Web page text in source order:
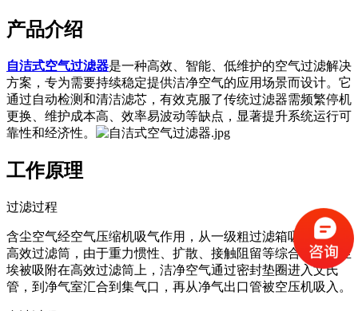
产品介绍
自洁式空气过滤器是一种高效、智能、低维护的空气过滤解决
方案，专为需要持续稳定提供洁净空气的应用场景而设计。它
通过自动检测和清洁滤芯，有效克服了传统过滤器需频繁停机
更换、维护成本高、效率易波动等缺点，显著提升系统运行可
靠性和经济性。
工作原理
过滤过程
含尘空气经空气压缩机吸气作用，从一级粗过滤箱吸入，经过
高效过滤筒，由于重力惯性、扩散、接触阻留等综合作用，尘
埃被吸附在高效过滤筒上，洁净空气通过密封垫圈进入文氏
管，到净气室汇合到集气口，再从净气出口管被空压机吸入。